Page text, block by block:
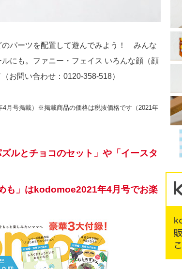
パーツを配置して遊んでみよう！ みんな
にも。ファニー・フェイス いろんな顔（顔
お問い合わせ：0120-358-518）
月号掲載）※掲載商品の価格は税抜価格です（2021年
ルとチョコのセット」や「イースタ
も」はkodomoe2021年4月号でお楽